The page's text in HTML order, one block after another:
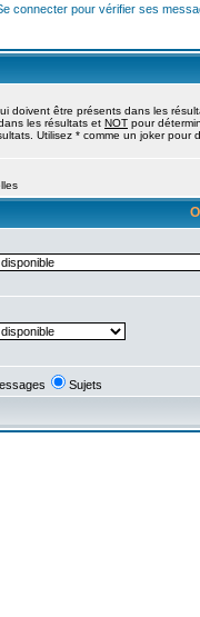
connecter pour vérifier ses
doivent être présents dans les
les résultats et NOT pour
Utilisez * comme un joker pour
Sujets